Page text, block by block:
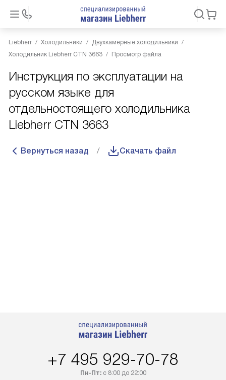
Liebherr Холодильники
Двухкамерные холодильники
Холодильник Liebherr CTN 3663
Просмотр файла
Инструкция по эксплуатации на
русском языке для
отдельностоящего холодильника
Liebherr CTN 3663
Вернуться назад Скачать файл
+7 495 929-70-78
Пн-Пт:с 8:00 до 22:00